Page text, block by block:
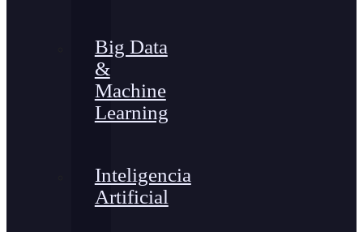
Big Data
&
Machine
Learning
Inteligencia
Artificial